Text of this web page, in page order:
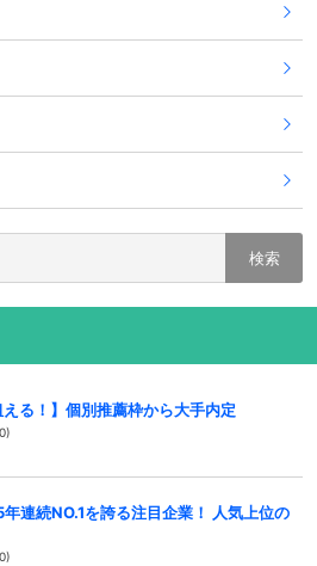
検索
える！】個別推薦枠から大手内定
連続NO.1を誇る注目企業！ 人気上位の